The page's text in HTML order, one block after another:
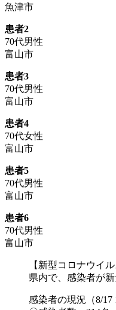
魚津市
患者2
70代男性
富山市
患者3
70代男性
富山市
患者4
70代女性
富山市
患者5
70代男性
富山市
患者6
70代男性
富山市
【新型コロナウイ
県内で、感染者が
感染者の現況（8/17